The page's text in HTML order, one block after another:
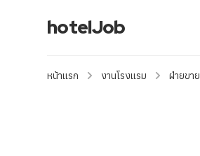
hotelJob
หน้าแรก งานโรงแรม ฝ่ายขาย